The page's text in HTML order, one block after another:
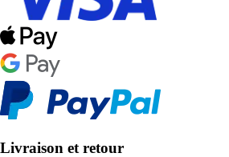
Livraison et retour